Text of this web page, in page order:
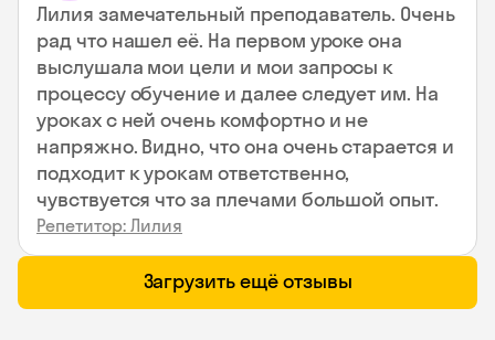
Лилия замечательный преподаватель. Очень
рад что нашел её. На первом уроке она
выслушала мои цели и мои запросы к
процессу обучение и далее следует им. На
уроках с ней очень комфортно и не
напряжно. Видно, что она очень старается и
подходит к урокам ответственно,
чувствуется что за плечами большой опыт.
Репетитор: Лилия
Загрузить ещё отзывы